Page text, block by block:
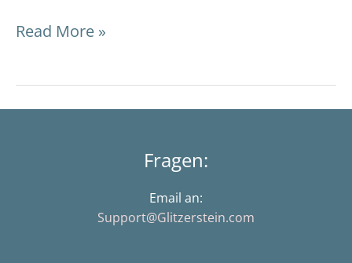
Read More »
Fragen:
Email an:
Support@Glitzerstein.com